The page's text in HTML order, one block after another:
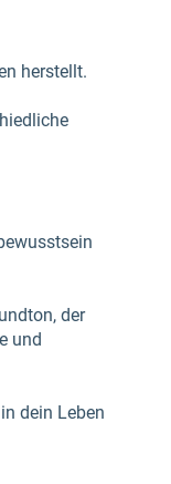
herstellt.
der
und
dein Leben